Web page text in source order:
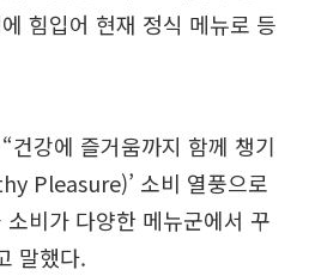
힘입어 현재 정식 메뉴로 등
건강에 즐거움까지 함께 챙기
Pleasure)’ 소비 열풍으로
비가 다양한 메뉴군에서 꾸
말했다.